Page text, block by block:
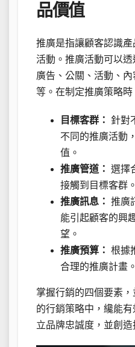
品價值
推廣是指讓顧客認識
活動。推廣活動可以
廣告、公關、活動、
等。在制定推廣策略時
目標客群：
針對
不同的推廣活動
值。
推廣管道： 選擇
接觸到目標客群。
推廣訊息： 推廣
能引起顧客的興
望。
推廣預算： 根據
合理的推廣計畫。
掌握行銷的四個要素
的行銷策略中，纔能
立品牌忠誠度，並創造